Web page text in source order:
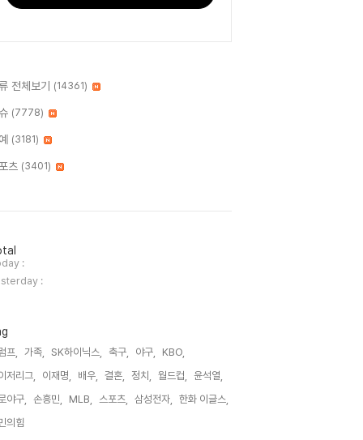
전체보기 (14361)
(7778)
(3181)
츠 (3401)
:
:
프, 가족, SK하이닉스, 축구, 야구,
KBO,
저리그,
이재명, 배우, 결혼, 정치, 월드컵,
윤석열,
야구,
손흥민, MLB, 스포츠, 삼성전자,
한화 이글스,
의힘,